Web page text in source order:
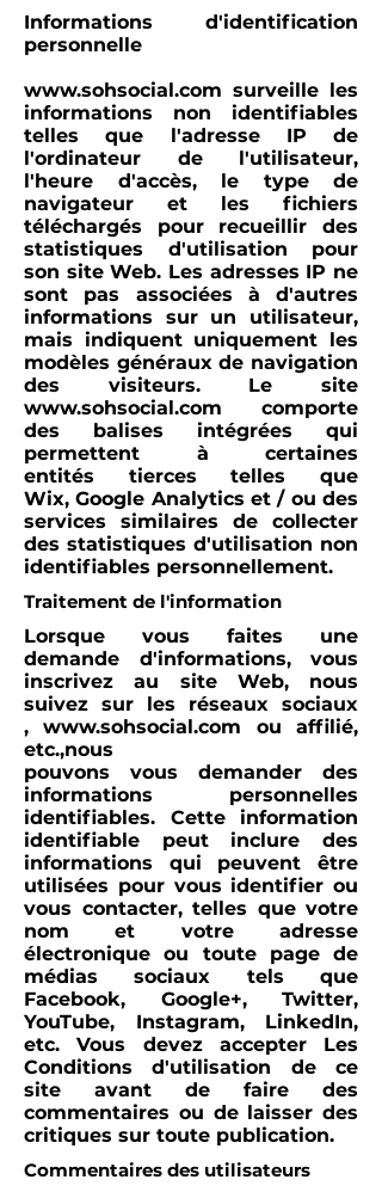
Informations d'identification
personnelle
www.sohsocial.com surveille les
informations non identifiables
telles que l'adresse IP de
l'ordinateur de l'utilisateur,
l'heure d'accès, le type de
navigateur et les fichiers
téléchargés pour recueillir des
statistiques d'utilisation pour
son site Web. Les adresses IP ne
sont pas associées à d'autres
informations sur un utilisateur,
mais indiquent uniquement les
modèles généraux de navigation
des visiteurs. Le site
www.sohsocial.com comporte
des balises intégrées qui
permettent à certaines
entités tierces telles que
Wix, Google Analytics et / ou des
services similaires de collecter
des statistiques d'utilisation non
identifiables personnellement.
Traitement de l'information
Lorsque vous faites une
demande d'informations, vous
inscrivez au site Web, nous
suivez sur les réseaux sociaux
,www.sohsocial.com ou affilié,
etc.,nous
pouvons vous demander des
informations personnelles
identifiables. Cette information
identifiable peut inclure des
informations qui peuvent être
utilisées pour vous identifier ou
vous contacter, telles que votre
nom et votre adresse
électronique ou toute page de
médias sociaux tels que
Facebook, Google+, Twitter,
YouTube, Instagram, LinkedIn,
etc. Vous devez accepter Les
Conditions d'utilisation de ce
site avant de faire des
commentaires ou de laisser des
critiques sur toute publication.
Commentaires des utilisateurs